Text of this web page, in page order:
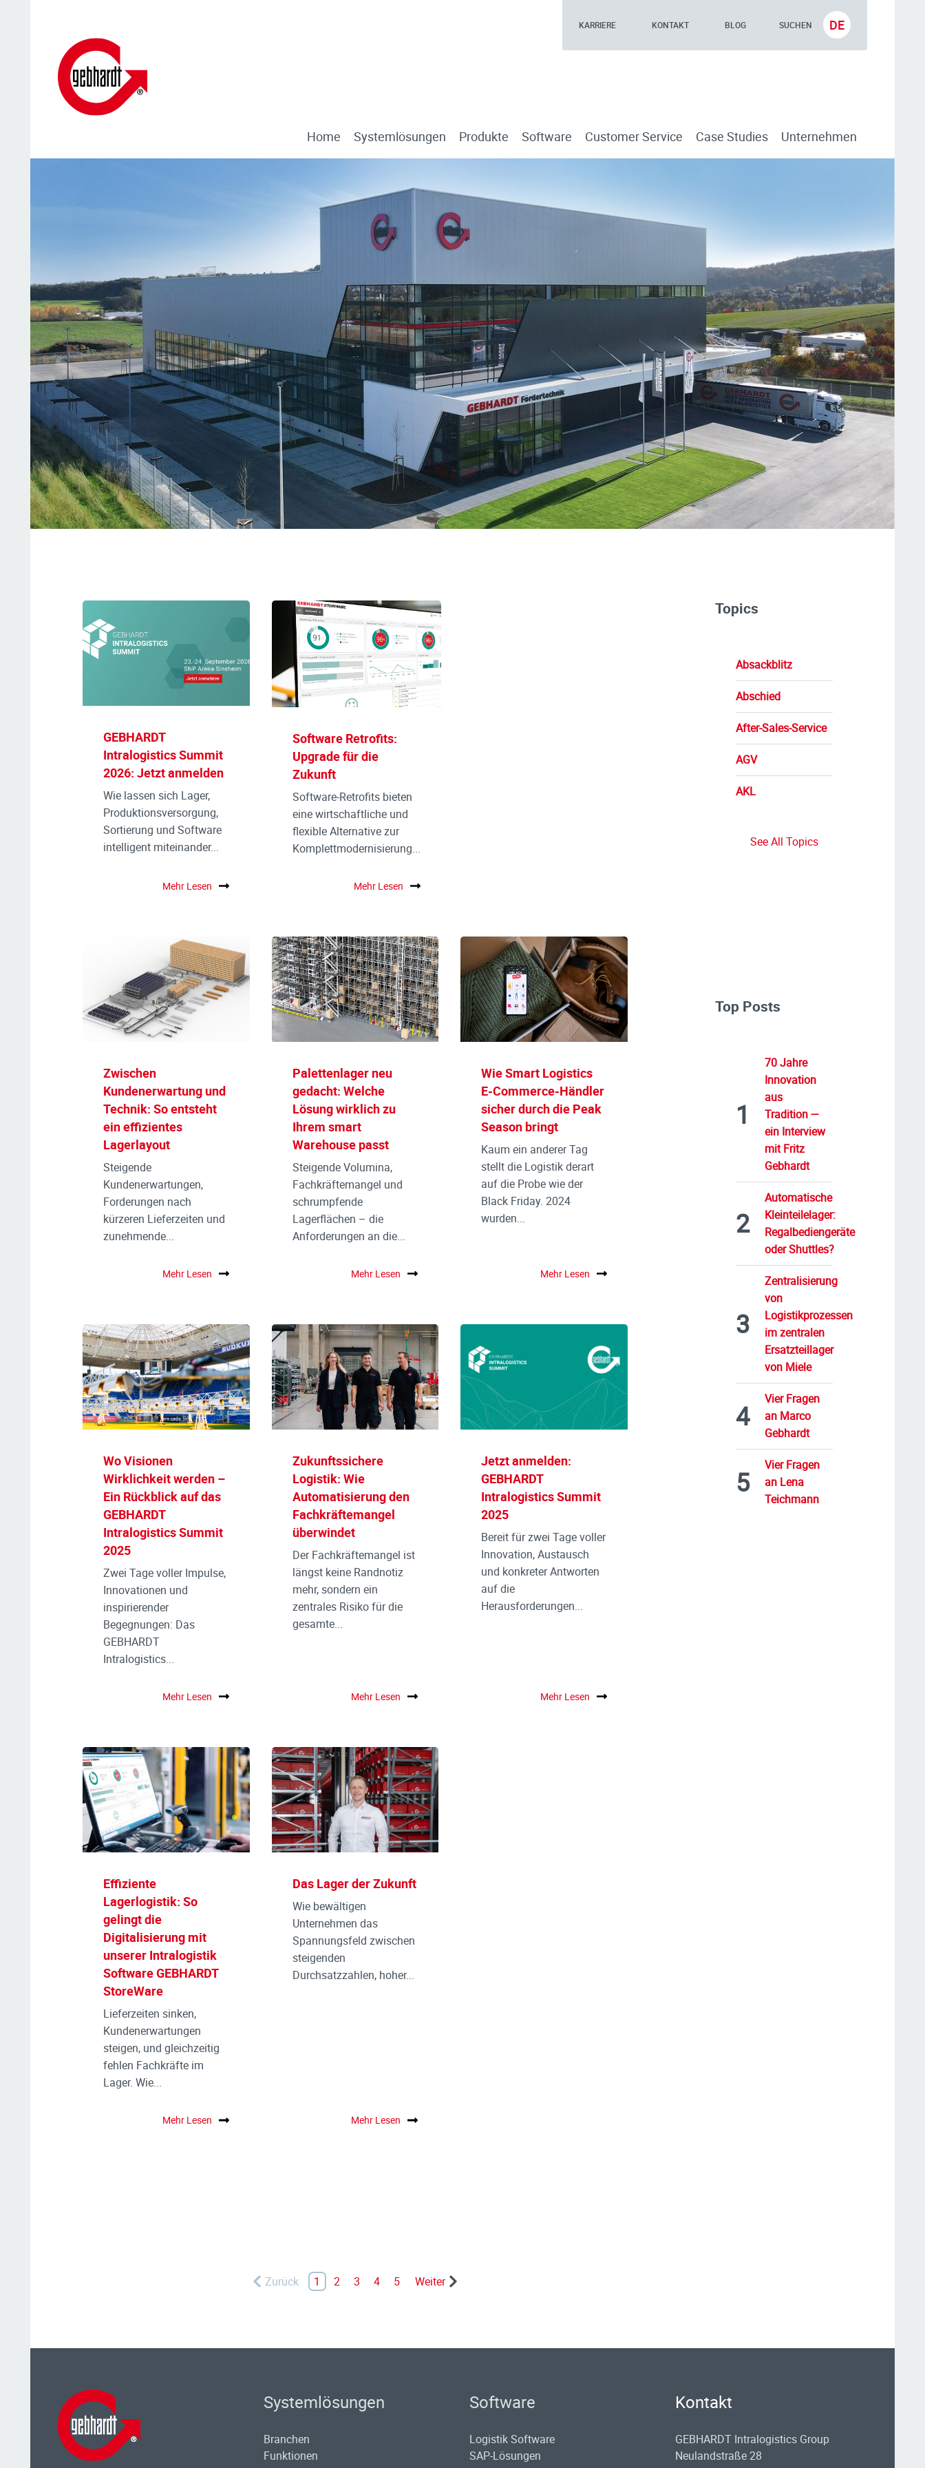
KARRIERE KONTAKT BLOG SUCHEN DE
Home Systemlösungen Produkte Software Customer Service Case Studies Unternehmen
GEBHARDT
Intralogistics Summit
2026: Jetzt anmelden
Wie lassen sich Lager,
Produktionsversorgung,
Sortierung und Software
intelligent miteinander...
Mehr Lesen
Software Retrofits:
Upgrade für die
Zukunft
Software-Retrofits bieten
eine wirtschaftliche und
flexible Alternative zur
Komplettmodernisierung...
Mehr Lesen
Zwischen
Kundenerwartung und
Technik: So entsteht
ein effizientes
Lagerlayout
Steigende
Kundenerwartungen,
Forderungen nach
kürzeren Lieferzeiten und
zunehmende...
Mehr Lesen
Palettenlager neu
gedacht: Welche
Lösung wirklich zu
Ihrem smart
Warehouse passt
Steigende Volumina,
Fachkräftemangel und
schrumpfende
Lagerflächen – die
Anforderungen an die...
Mehr Lesen
Wie Smart Logistics
E-Commerce-Händler
sicher durch die Peak
Season bringt
Kaum ein anderer Tag
stellt die Logistik derart
auf die Probe wie der
Black Friday. 2024
wurden...
Mehr Lesen
Wo Visionen
Wirklichkeit werden –
Ein Rückblick auf das
GEBHARDT
Intralogistics Summit
2025
Zwei Tage voller Impulse,
Innovationen und
inspirierender
Begegnungen: Das
GEBHARDT
Intralogistics...
Mehr Lesen
Zukunftssichere
Logistik: Wie
Automatisierung den
Fachkräftemangel
überwindet
Der Fachkräftemangel ist
längst keine Randnotiz
mehr, sondern ein
zentrales Risiko für die
gesamte...
Mehr Lesen
Jetzt anmelden:
GEBHARDT
Intralogistics Summit
2025
Bereit für zwei Tage voller
Innovation, Austausch
und konkreter Antworten
auf die
Herausforderungen...
Mehr Lesen
Effiziente
Lagerlogistik: So
gelingt die
Digitalisierung mit
unserer Intralogistik
Software GEBHARDT
StoreWare
Lieferzeiten sinken,
Kundenerwartungen
steigen, und gleichzeitig
fehlen Fachkräfte im
Lager. Wie...
Mehr Lesen
Das Lager der Zukunft
Wie bewältigen
Unternehmen das
Spannungsfeld zwischen
steigenden
Durchsatzzahlen, hoher...
Mehr Lesen
Zurück 1 2 3 4 5 Weiter
Topics
Absackblitz
Abschied
After-Sales-Service
AGV
AKL
See All Topics
Top Posts
70 Jahre
Innovation
aus
Tradition —
ein Interview
mit Fritz
Gebhardt
Automatische
Kleinteilelager:
Regalbediengeräte
oder Shuttles?
Zentralisierung
von
Logistikprozessen
im zentralen
Ersatzteillager
von Miele
Vier Fragen
an Marco
Gebhardt
Vier Fragen
an Lena
Teichmann
Systemlösungen
Branchen
Funktionen
Software
Logistik Software
SAP-Lösungen
Kontakt
GEBHARDT Intralogistics Group
Neulandstraße 28